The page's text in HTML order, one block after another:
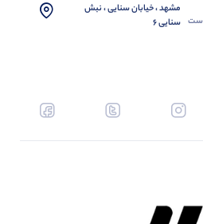
مشهد ، خیابان سنایی ، نبش
سنایی 6